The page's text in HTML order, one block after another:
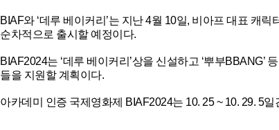
BIAF와 ‘데루 베이커리’는 지난 4월 10일, 비아프 대표 캐릭
순차적으로 출시할 예정이다.
BIAF2024는 ‘데루 베이커리’상을 신설하고 ‘뿌부
들을 지원할 계획이다.
아카데미 인증 국제영화제 BIAF2024는 10. 25 ~ 10. 29. 5